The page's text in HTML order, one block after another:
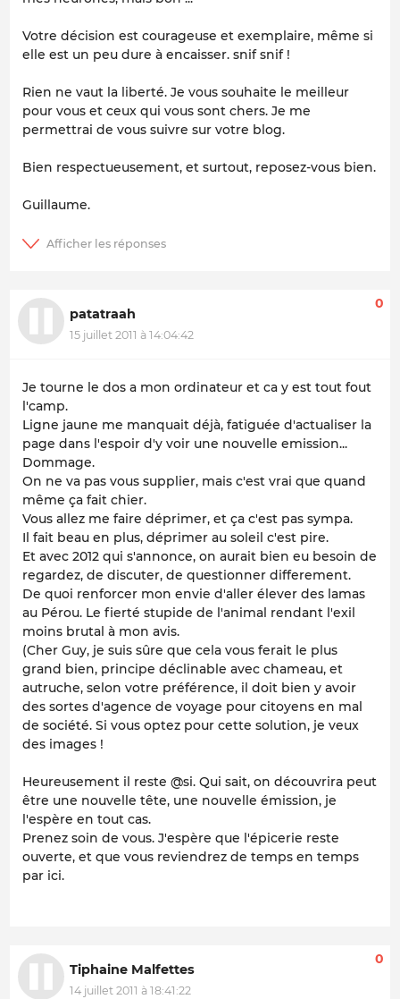
Votre décision est courageuse et exemplaire, même si
elle est un peu dure à encaisser. snif snif !
Rien ne vaut la liberté. Je vous souhaite le meilleur
pour vous et ceux qui vous sont chers. Je me
permettrai de vous suivre sur votre blog.
Bien respectueusement, et surtout, reposez-vous bien.
Guillaume.
patatraah
15 juillet 2011 à 14:04:42
0
Je tourne le dos a mon ordinateur et ca y est tout fout
l'camp.
Ligne jaune me manquait déjà, fatiguée d'actualiser la
page dans l'espoir d'y voir une nouvelle emission...
Dommage.
On ne va pas vous supplier, mais c'est vrai que quand
même ça fait chier.
Vous allez me faire déprimer, et ça c'est pas sympa.
Il fait beau en plus, déprimer au soleil c'est pire.
Et avec 2012 qui s'annonce, on aurait bien eu besoin de
regardez, de discuter, de questionner differement.
De quoi renforcer mon envie d'aller élever des lamas
au Pérou. Le fierté stupide de l'animal rendant l'exil
moins brutal à mon avis.
(Cher Guy, je suis sûre que cela vous ferait le plus
grand bien, principe déclinable avec chameau, et
autruche, selon votre préférence, il doit bien y avoir
des sortes d'agence de voyage pour citoyens en mal
de société. Si vous optez pour cette solution, je veux
des images !
Heureusement il reste @si. Qui sait, on découvrira peut
être une nouvelle tête, une nouvelle émission, je
l'espère en tout cas.
Prenez soin de vous. J'espère que l'épicerie reste
ouverte, et que vous reviendrez de temps en temps
par ici.
Tiphaine Malfettes
14 juillet 2011 à 18:41:22
0